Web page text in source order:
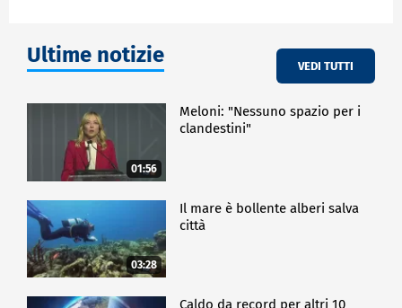
Ultime notizie VEDI TUTTI
01:56
Meloni: "Nessuno spazio per i
clandestini"
03:28
Il mare è bollente alberi salva
città
Caldo da record per altri 10